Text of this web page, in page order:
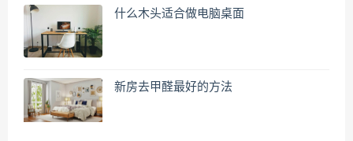
什么木头适合做电脑桌面
新房去甲醛最好的方法